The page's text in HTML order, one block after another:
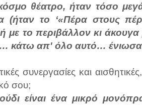
θέατρο, ήταν τόσο
(ήταν το ‘«Πέρα στους
με το περιβάλλον κι
κάτω απ' όλο αυτό… ένιωσα
συνεργασίες και
σου;
είναι ένα μικρό